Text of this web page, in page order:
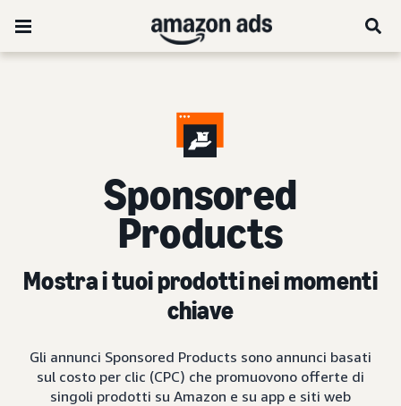
Sponsored
Products
Mostra i tuoi prodotti nei momenti
chiave
Gli annunci Sponsored Products sono annunci basati
sul costo per clic (CPC) che promuovono offerte di
singoli prodotti su Amazon e su app e siti web